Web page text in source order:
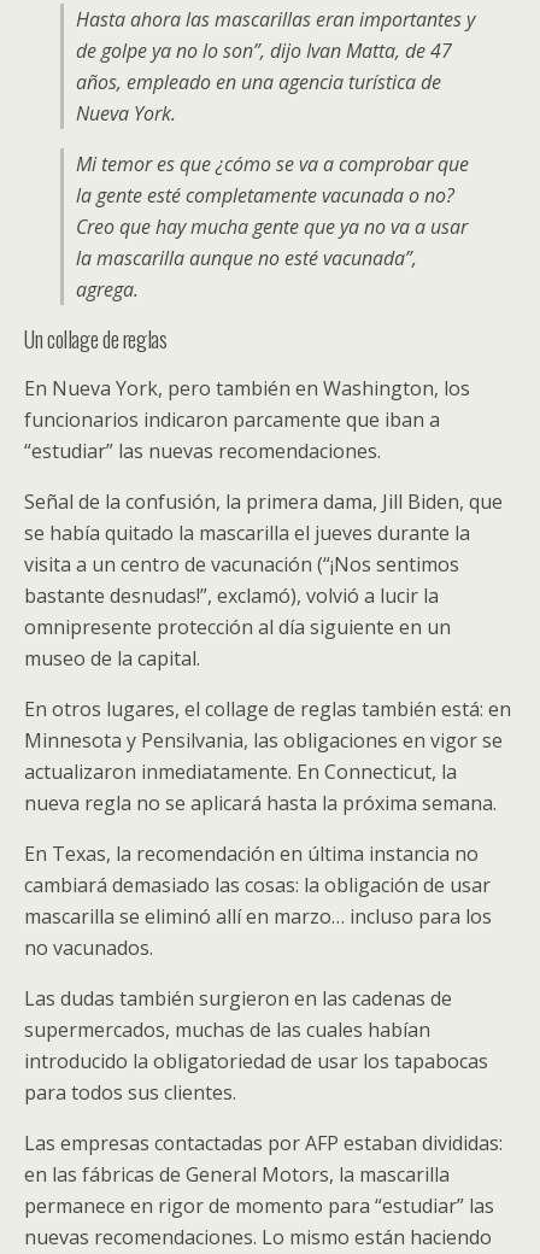
Hasta ahora las mascarillas eran importantes y
de golpe ya no lo son”, dijo Ivan Matta, de 47
años, empleado en una agencia turística de
Nueva York.
Mi temor es que ¿cómo se va a comprobar que
la gente esté completamente vacunada o no?
Creo que hay mucha gente que ya no va a usar
la mascarilla aunque no esté vacunada”,
agrega.
Un collage de reglas
En Nueva York, pero también en Washington, los
funcionarios indicaron parcamente que iban a
“estudiar” las nuevas recomendaciones.
Señal de la confusión, la primera dama, Jill Biden, que
se había quitado la mascarilla el jueves durante la
visita a un centro de vacunación (“¡Nos sentimos
bastante desnudas!”, exclamó), volvió a lucir la
omnipresente protección al día siguiente en un
museo de la capital.
En otros lugares, el collage de reglas también está: en
Minnesota y Pensilvania, las obligaciones en vigor se
actualizaron inmediatamente. En Connecticut, la
nueva regla no se aplicará hasta la próxima semana.
En Texas, la recomendación en última instancia no
cambiará demasiado las cosas: la obligación de usar
mascarilla se eliminó allí en marzo… incluso para los
no vacunados.
Las dudas también surgieron en las cadenas de
supermercados, muchas de las cuales habían
introducido la obligatoriedad de usar los tapabocas
para todos sus clientes.
Las empresas contactadas por AFP estaban divididas:
en las fábricas de General Motors, la mascarilla
permanece en rigor de momento para “estudiar” las
nuevas recomendaciones. Lo mismo están haciendo